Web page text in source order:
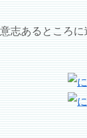
意志あるところに